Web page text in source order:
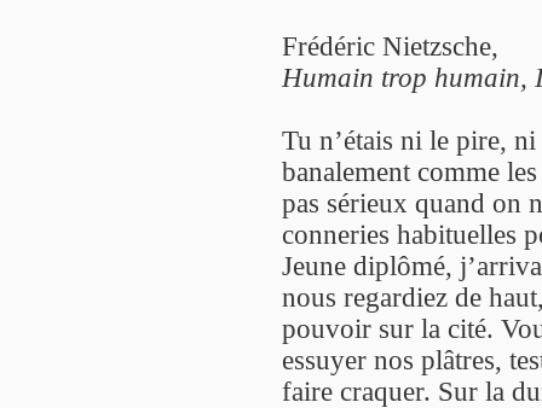
Frédéric Nietzsche,
Humain trop humain,
Tu n’étais ni le pire,
banalement comme
pas sérieux quand on
conneries habituelles
Jeune diplômé,
nous regardiez de
pouvoir sur la cité.
essuyer nos plâtres,
faire craquer. Sur la